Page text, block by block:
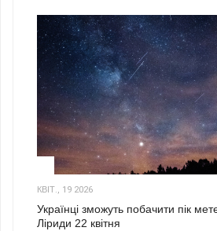
КВІТ., 19 2026
Українці зможуть побачити пік
Ліриди 22 квітня